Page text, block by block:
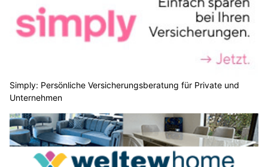
Simply: Persönliche Versicherungsberatung für Private und
Unternehmen